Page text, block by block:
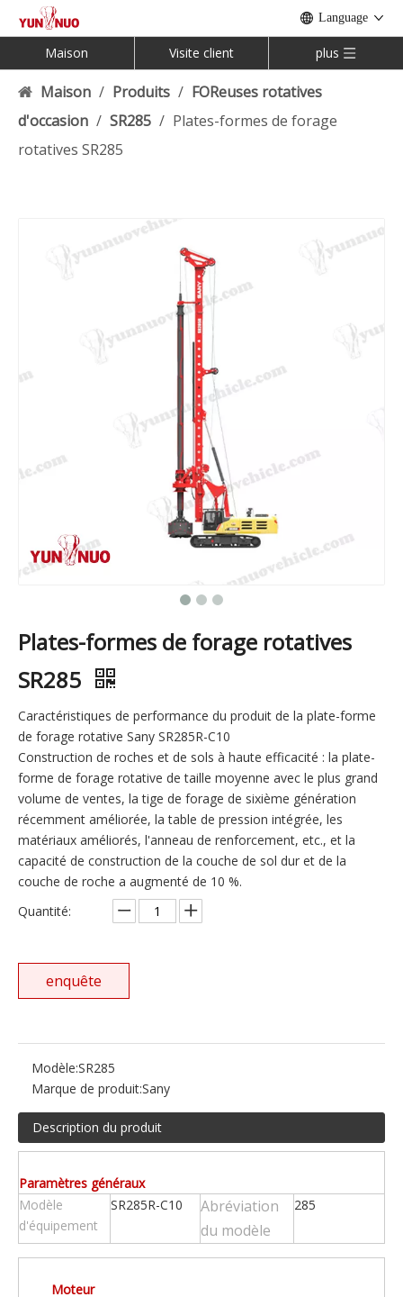
Language
Maison Visite client plus
Maison / Produits / FOReuses rotatives
d'occasion / SR285 / Plates-formes de forage
rotatives SR285
Plates-formes de forage rotatives
SR285
Caractéristiques de performance du produit de la plate-forme
de forage rotative Sany SR285R-C10
Construction de roches et de sols à haute efficacité : la plate-
forme de forage rotative de taille moyenne avec le plus grand
volume de ventes, la tige de forage de sixième génération
récemment améliorée, la table de pression intégrée, les
matériaux améliorés, l'anneau de renforcement, etc., et la
capacité de construction de la couche de sol dur et de la
couche de roche a augmenté de 10 %.
Quantité:
enquête
Modèle:SR285
Marque de produit:Sany
Description du produit
Paramètres généraux
Modèle
d'équipement
SR285R-C10
Abréviation
du modèle
285
Moteur